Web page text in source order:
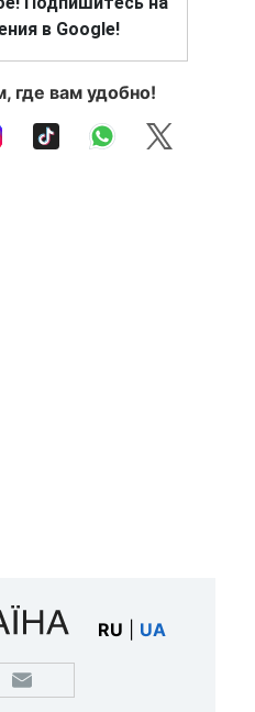
в Google!
где вам удобно!
RU UA